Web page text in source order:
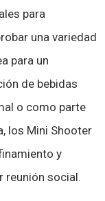
para
una variedad
para un
de bebidas
o como parte
los Mini Shooter
y
reunión social.